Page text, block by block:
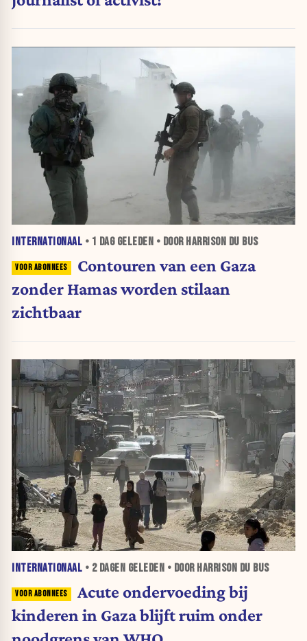
INTERNATIONAAL • 1 DAGGELEDEN • DOOR HARRISON DU BUS
Contouren van een Gaza
zonder Hamas worden stilaan
zichtbaar
INTERNATIONAAL • 2 DAGEN GELEDEN • DOOR HARRISON DU BUS
Acute ondervoeding bij
kinderen in Gaza blijft ruim onder